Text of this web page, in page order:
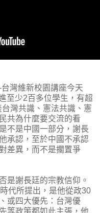
灣維新校園講座今天
至少2百多位學生，有超
灣共識、憲法共識、憲
共為什麼要交流的看
不是中國一部分，謝長
承認，至於中國不承認
差異，而不是擱置爭
是謝長廷的宗教信仰。
代所提出，是他從政30
或四大優先：台灣優
等政策都如此主張，他